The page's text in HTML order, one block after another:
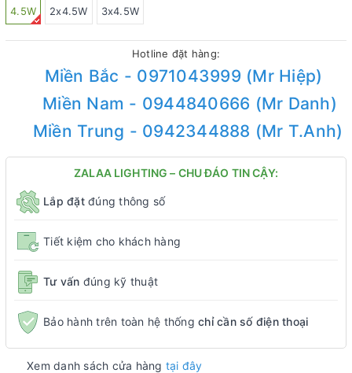
4.5W 2x4.5W 3x4.5W
Hotline đặt hàng:
Miền Bắc - 0971043999 (Mr Hiệp)
Miền Nam - 0944840666 (Mr Danh)
Miền Trung - 0942344888 (Mr T.Anh)
ZALAA LIGHTING – CHU ĐÁO TIN CẬY:
Lắp đặtđúng thông số
Tiết kiệm cho khách hàng
Tư vấn đúng kỹ thuật
Bảo hành trên toàn hệ thống chỉ cần số điện thoại
Xem danh sách cửa hàng tại đây